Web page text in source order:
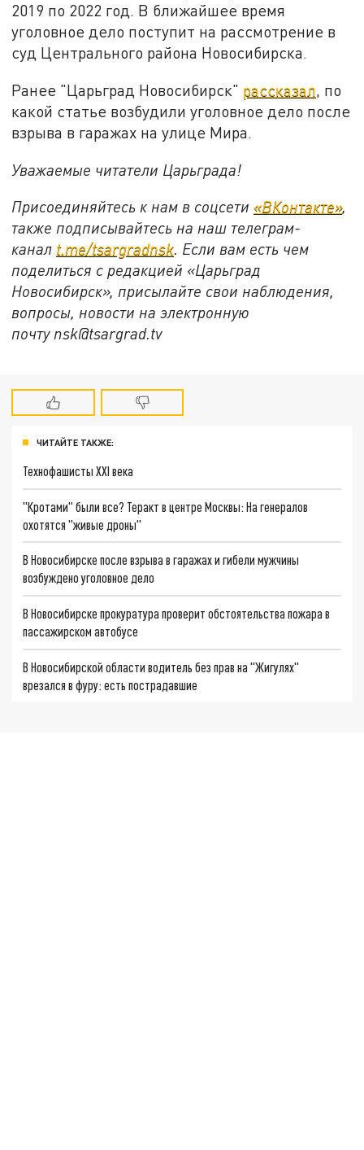
2019 по 2022 год. В ближайшее время
уголовное дело поступит на рассмотрение в
суд Центрального района Новосибирска.
Ранее "Царьград Новосибирск" рассказал, по
какой статье возбудили уголовное дело после
взрыва в гаражах на улице Мира.
Уважаемые читатели Царьграда!
Присоединяйтесь к нам в соцсети «ВКонтакте»,
также подписывайтесь на наш телеграм-
канал t.me/tsargradnsk. Если вам есть чем
поделиться с редакцией «Царьград
Новосибирск», присылайте свои наблюдения,
вопросы, новости на электронную
почту nsk@tsargrad.tv
ЧИТАЙТЕ ТАКЖЕ:
Технофашисты XXI века
"Кротами" были все? Теракт в центре Москвы: На генералов
охотятся "живые дроны"
В Новосибирске после взрыва в гаражах и гибели мужчины
возбуждено уголовное дело
В Новосибирске прокуратура проверит обстоятельства пожара в
пассажирском автобусе
В Новосибирской области водитель без прав на "Жигулях"
врезался в фуру: есть пострадавшие